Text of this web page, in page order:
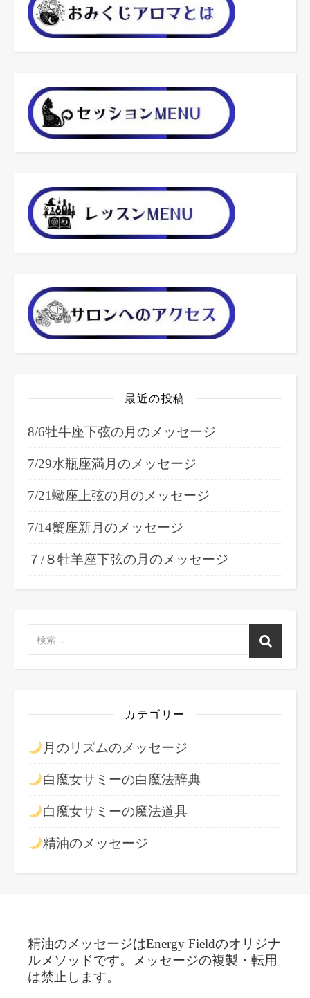
最近の投稿
8/6牡牛座下弦の月のメッセージ
7/29水瓶座満月のメッセージ
7/21蠍座上弦の月のメッセージ
7/14蟹座新月のメッセージ
７/８牡羊座下弦の月のメッセージ
カテゴリー
月のリズムのメッセージ
白魔女サミーの白魔法辞典
白魔女サミーの魔法道具
精油のメッセージ
精油のメッセージはEnergy Fieldのオリジナ
ルメソッドです。メッセージの複製・転用
は禁止します。